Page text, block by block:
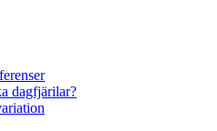
dagfjärilar?